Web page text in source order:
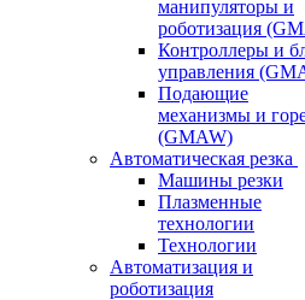
манипуляторы и
роботизация
Контроллеры и
управления
Подающие
механизмы и
(GMAW)
Автоматическая резка
Машины резки
Плазменные
технологии
Технологии
Автоматизация и
роботизация